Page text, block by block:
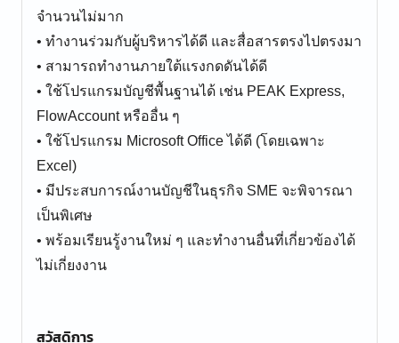
จำนวนไม่มาก
• ทำงานร่วมกับผู้บริหารได้ดี และสื่อสารตรงไปตรงมา
• สามารถทำงานภายใต้แรงกดดันได้ดี
• ใช้โปรแกรมบัญชีพื้นฐานได้ เช่น PEAK Express,
FlowAccount หรืออื่น ๆ
• ใช้โปรแกรม Microsoft Office ได้ดี (โดยเฉพาะ
Excel)
• มีประสบการณ์งานบัญชีในธุรกิจ SME จะพิจารณา
เป็นพิเศษ
• พร้อมเรียนรู้งานใหม่ ๆ และทำงานอื่นที่เกี่ยวข้องได้
ไม่เกี่ยงงาน
สวัสดิการ